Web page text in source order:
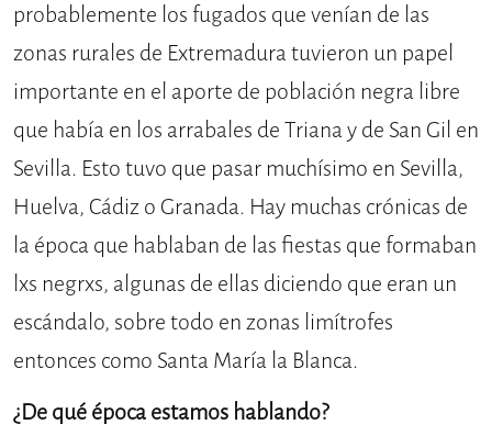
probablemente los fugados que venían de las
zonas rurales de Extremadura tuvieron un papel
importante en el aporte de población negra libre
que había en los arrabales de Triana y de San Gil en
Sevilla. Esto tuvo que pasar muchísimo en Sevilla,
Huelva, Cádiz o Granada. Hay muchas crónicas de
la época que hablaban de las fiestas que formaban
lxs negrxs, algunas de ellas diciendo que eran un
escándalo, sobre todo en zonas limítrofes
entonces como Santa María la Blanca.
¿De qué época estamos hablando?